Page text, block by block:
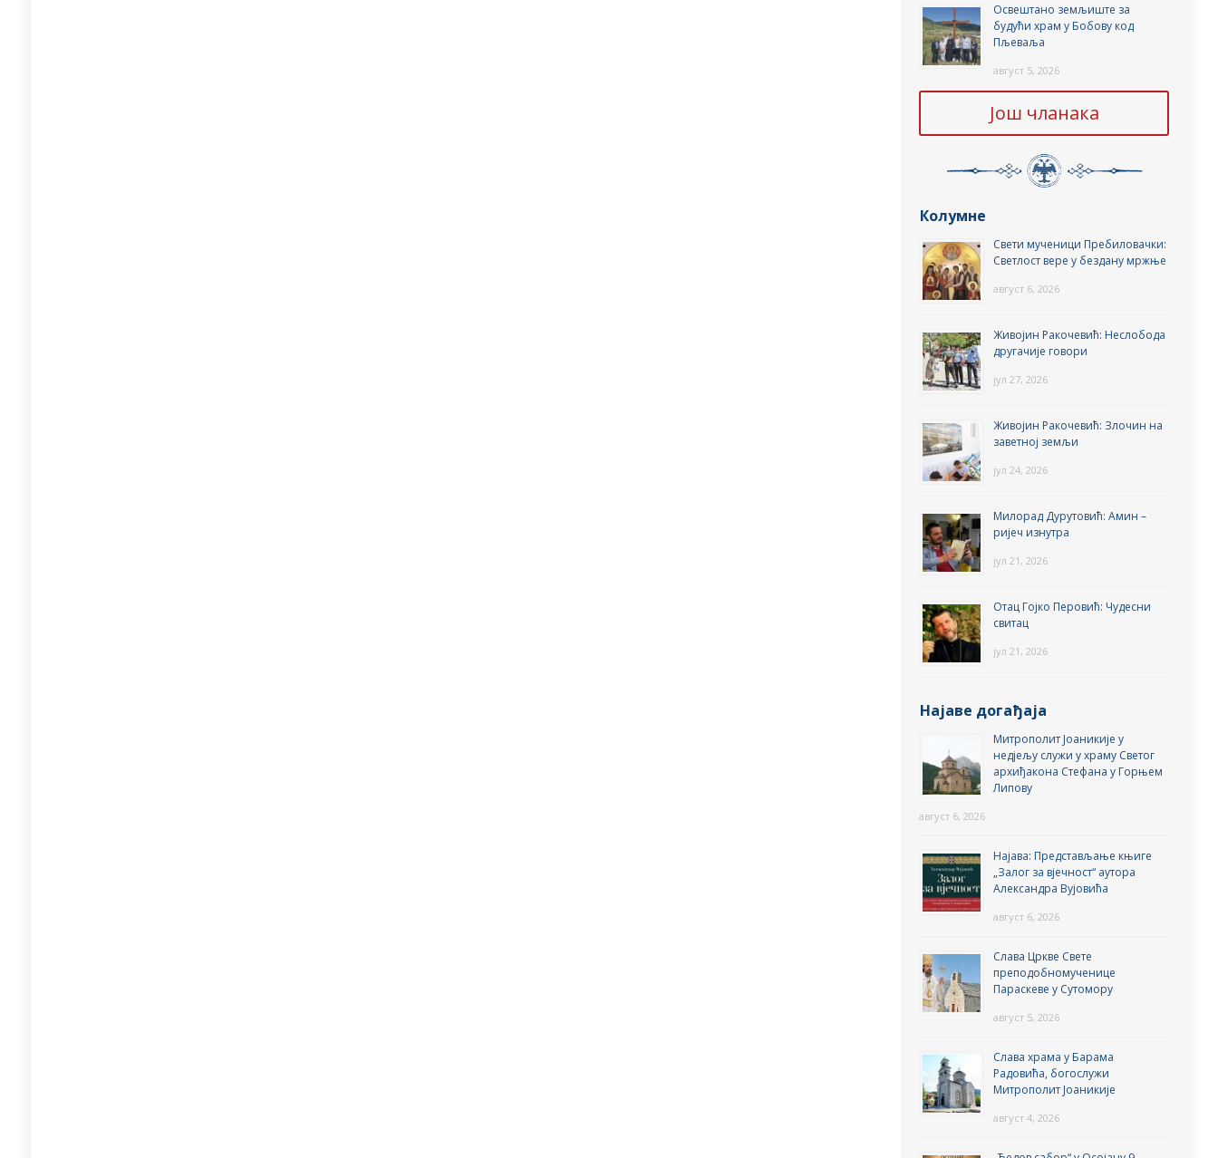
Освештано земљиште за
будући храм у Бобову код
Пљеваља
август 5, 2026
Још чланака
Колумне
Свети мученици Пребиловачки:
Светлост вере у бездану мржње
август 6, 2026
Живојин Ракочевић: Неслобода
другачије говори
јул 27, 2026
Живојин Ракочевић: Злочин на
заветној земљи
јул 24, 2026
Милорад Дурутовић: Амин –
ријеч изнутра
јул 21, 2026
Отац Гојко Перовић: Чудесни
свитац
јул 21, 2026
Најаве догађаја
Митрополит Јоаникије у
недјељу служи у храму Светог
архиђакона Стефана у Горњем
Липову
август 6, 2026
Најава: Представљање књиге
„Залог за вјечност“ аутора
Александра Вујовића
август 6, 2026
Слава Цркве Свете
преподобномученице
Параскеве у Сутомору
август 5, 2026
Слава храма у Барама
Радовића, богослужи
Митрополит Јоаникије
август 4, 2026